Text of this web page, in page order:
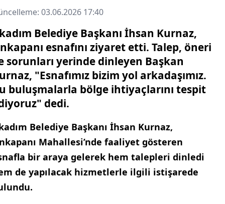
03.06.2026 17:40
Belediye Başkanı İhsan Kurnaz,
esnafını ziyaret etti. Talep, öneri
sorunları yerinde dinleyen Başkan
"Esnafımız bizim yol arkadaşımız.
buluşmalarla bölge ihtiyaçlarını tespit
dedi.
Belediye Başkanı İhsan Kurnaz,
Mahallesi’nde faaliyet gösteren
bir araya gelerek hem talepleri dinledi
de yapılacak hizmetlerle ilgili istişarede